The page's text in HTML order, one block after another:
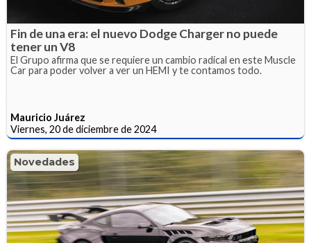
Fin de una era: el nuevo Dodge Charger no puede
tener un V8
El Grupo afirma que se requiere un cambio radical en este Muscle
Car para poder volver a ver un HEMI y te contamos todo.
Mauricio Juárez
Viernes, 20 de diciembre de 2024
Novedades